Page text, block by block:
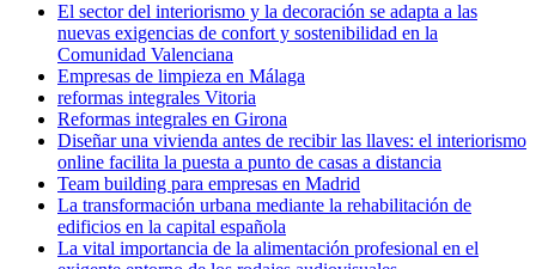
El sector del interiorismo y la decoración se adapta a las
nuevas exigencias de confort y sostenibilidad en la
Comunidad Valenciana
Empresas de limpieza en Málaga
reformas integrales Vitoria
Reformas integrales en Girona
Diseñar una vivienda antes de recibir las llaves: el interiorismo
online facilita la puesta a punto de casas a distancia
Team building para empresas en Madrid
La transformación urbana mediante la rehabilitación de
edificios en la capital española
La vital importancia de la alimentación profesional en el